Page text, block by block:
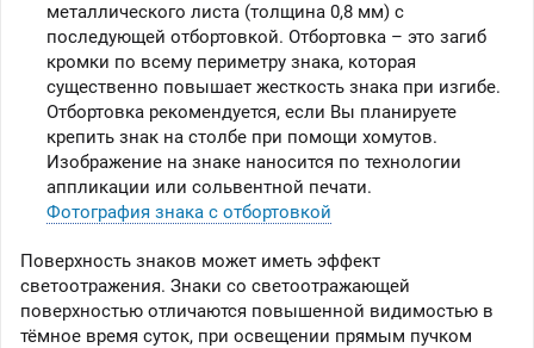
металлического листа (толщина 0,8 мм) с
последующей отбортовкой. Отбортовка – это загиб
кромки по всему периметру знака, которая
существенно повышает жесткость знака при изгибе.
Отбортовка рекомендуется, если Вы планируете
крепить знак на столбе при помощи хомутов.
Изображение на знаке наносится по технологии
аппликации или сольвентной печати.
Фотография знака с отбортовкой
Поверхность знаков может иметь эффект
светоотражения. Знаки со светоотражающей
поверхностью отличаются повышенной видимостью в
тёмное время суток, при освещении прямым пучком